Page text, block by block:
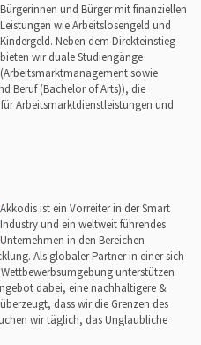
Bürgerinnen und Bürger mit finanziellen
Leistungen wie Arbeitslosengeld und
Kindergeld. Neben dem Direkteinstieg
bieten wir duale Studiengänge
(Arbeitsmarktmanagement sowie
Beruf (Bachelor of Arts)), die
Arbeitsmarktdienstleistungen und
Akkodis ist ein Vorreiter in der Smart
Industry und ein weltweit führendes
Unternehmen in den Bereichen
Als globaler Partner in einer sich
unterstützen
dabei, eine nachhaltigere &
dass wir die Grenzen des
wir täglich, das Unglaubliche